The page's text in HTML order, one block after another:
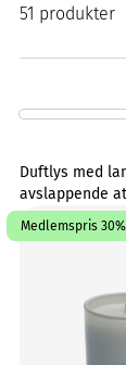
51 produkter
Duftlys med
avslappende
Medlemspris 30%